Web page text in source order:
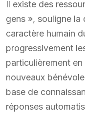
Il existe des
gens », souligne la
caractère humain
progressivement
particulièrement
nouveaux
base de
réponses